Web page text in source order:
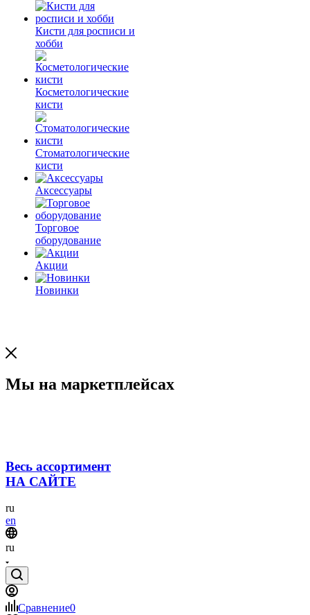
Кисти для росписи и
хобби
Косметологические
кисти
Стоматологические
кисти
Аксессуары
Торговое
оборудование
Акции
Новинки
Мы на маркетплейсах
Весь ассортимент
НА САЙТЕ
ru
en
ru
Сравнение0